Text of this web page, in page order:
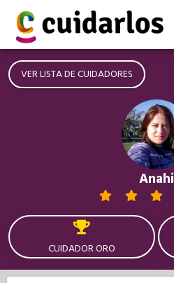
VER LISTA DE CUIDADORES
Anahi
CUIDADOR ORO